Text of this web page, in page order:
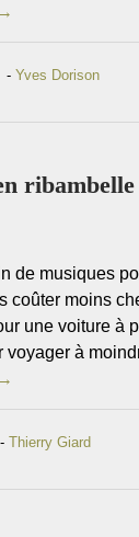
- Yves Dorison
de musiques
coûter moins
une voiture à
voyager à
Thierry Giard